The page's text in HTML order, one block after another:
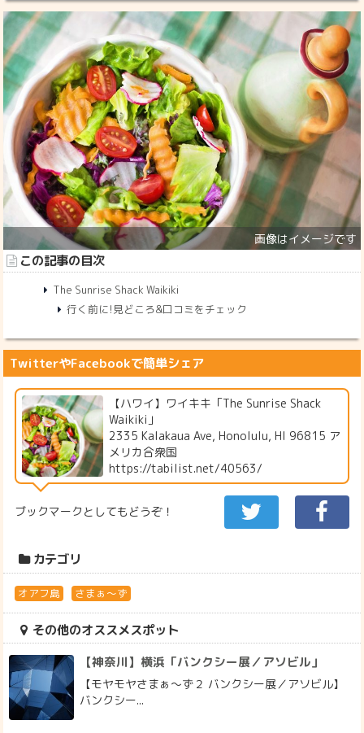
この記事の目次
The Sunrise Shack Waikiki
行く前に!見どころ&口コミをチェック
TwitterやFacebookで簡単シェア
【ハワイ】ワイキキ「The Sunrise Shack
Waikiki」
2335 Kalakaua Ave, Honolulu, HI 96815 ア
メリカ合衆国
https://tabilist.net/40563/
ブックマークとしてもどうぞ！
カテゴリ
オアフ島 さまぁ～ず
その他のオススメスポット
【神奈川】横浜「バンクシー展／アソビル」
【モヤモヤさまぁ～ず２ バンクシー展／アソビル】
バンクシー...